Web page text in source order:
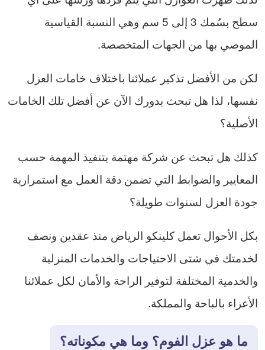
سطح بسُمك 3 إلى 5 سم وهي النسبة القياسية
الموصي بها من الجهات المتخصصة.
لكن من الأفضل تذكير عملائنا باختلاف خامات العزل
نفسها، لذا هل تبحث بدورك الآن عن أفضل تلك الخامات
الأصلية؟
كذلك هل تبحث عن شركة مهتمة بتنفيذ المهمة حسب
المعايير والضوابط التي تضمن دقة العمل مع استمرارية
جودة العزل لسنوات طويلة؟
بكل الأحوال تعمل كلينكو الرياض منذ عقدين ونصف
لخدمتك في شتى الاحتياجات والخدمات المنزلية
والخدمية المختلفة لتوفير الراحة والأمان لكل عملائنا
الأعزاء بالباحة والمملكة.
ما هو عزل الفوم؟ وما هي مكوناته؟